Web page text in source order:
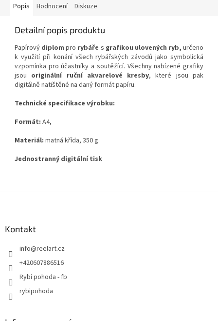
Popis Hodnocení Diskuze
Detailní popis produktu
Papírový diplom pro rybáře s grafikou ulovených ryb, určeno
k využití při konání všech rybářských závodů jako symbolická
vzpomínka pro účastníky a soutěžící. Všechny nabízené grafiky
jsou originální ruční akvarelové kresby, které jsou pak
digitálně natištěné na daný formát papíru.
Technické specifikace výrobku:
Formát: A4,
Materiál: matná křída, 350 g.
Jednostranný digitální tisk
Kontakt
info@reelart.cz
+420607886516
Rybí pohoda - fb
rybipohoda